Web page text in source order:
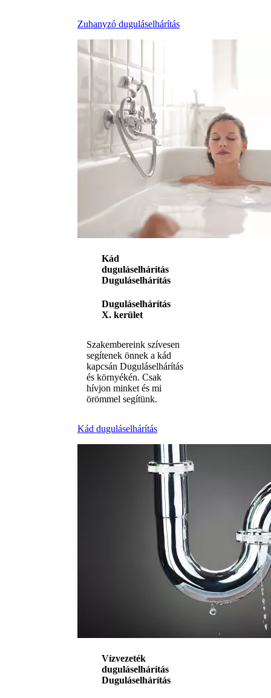
Zuhanyzó duguláselhárítás
Kád
duguláselhárítás
Duguláselhárítás
Duguláselhárítás
X. kerület
Szakembereink szívesen
segítenek önnek a kád
kapcsán Duguláselhárítás
és környékén. Csak
hívjon minket és mi
örömmel segítünk.
Kád duguláselhárítás
Vízvezeték
duguláselhárítás
Duguláselhárítás